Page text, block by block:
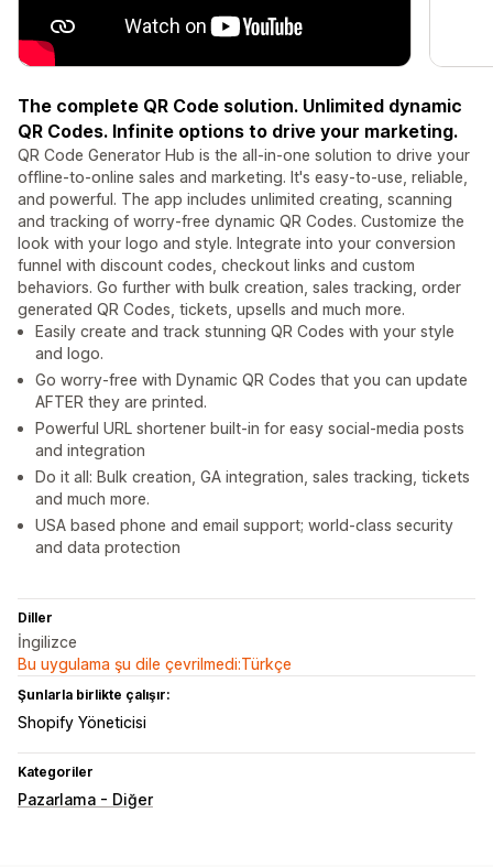
The complete QR Code solution. Unlimited dynamic
QR Codes. Infinite options to drive your marketing.
QR Code Generator Hub is the all-in-one solution to drive your
offline-to-online sales and marketing. It's easy-to-use, reliable,
and powerful. The app includes unlimited creating, scanning
and tracking of worry-free dynamic QR Codes. Customize the
look with your logo and style. Integrate into your conversion
funnel with discount codes, checkout links and custom
behaviors. Go further with bulk creation, sales tracking, order
generated QR Codes, tickets, upsells and much more.
Easily create and track stunning QR Codes with your style
and logo.
Go worry-free with Dynamic QR Codes that you can update
AFTER they are printed.
Powerful URL shortener built-in for easy social-media posts
and integration
Do it all: Bulk creation, GA integration, sales tracking, tickets
and much more.
USA based phone and email support; world-class security
and data protection
Diller
İngilizce
Bu uygulama şu dile çevrilmedi:Türkçe
Şunlarla birlikte çalışır:
Shopify Yöneticisi
Kategoriler
Pazarlama - Diğer